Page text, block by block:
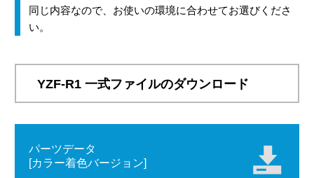
同じ内容なので、お使いの環境に合わせてお選びくださ
い。
YZF-R1 一式ファイルのダウンロード
パーツデータ
[カラー着色バージョン]